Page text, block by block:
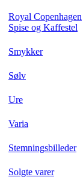
Royal Copenhagen
Spise og Kaffestel
Smykker
Sølv
Ure
Varia
Stemningsbilleder
Solgte varer